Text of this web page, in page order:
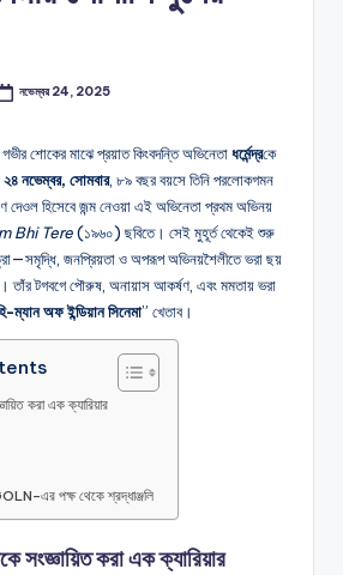
নভেম্বর 24, 2025
শোকের মাঝে প্রয়াত কিংবদন্তি অভিনেতাধর্মেন্দ্রকে
২৪ নভেম্বর, সোমবার, ৮৯ বছর বয়সে তিনি পরলোকগমন
দেওল হিসেবে জন্ম নেওয়া এই অভিনেতা প্রথম অভিনয়
Bhi Tere(১৯৬০) ছবিতে। সেই মুহূর্ত থেকেই শুরু
জনপ্রিয়তা ও অপরূপ অভিনয়শৈলীতে ভরা ছয়
তাঁর টগবগে পৌরুষ, অনায়াস আকর্ষণ, এবং মমতায় ভরা
ম্যান অফ ইন্ডিয়ান সিনেমা” খেতাব।
করা এক ক্যারিয়ার
পক্ষ থেকে শ্রদ্ধাঞ্জলি
সংজ্ঞায়িত করা এক ক্যারিয়ার